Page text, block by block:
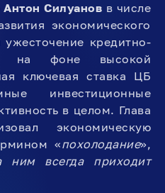
Антон Силуанов в числе
экономического
ужесточение кредитно-
на фоне высокой
ключевая ставка ЦБ
инвестиционные
в целом. Глава
экономическую
«похолодание»,
ним всегда приходит